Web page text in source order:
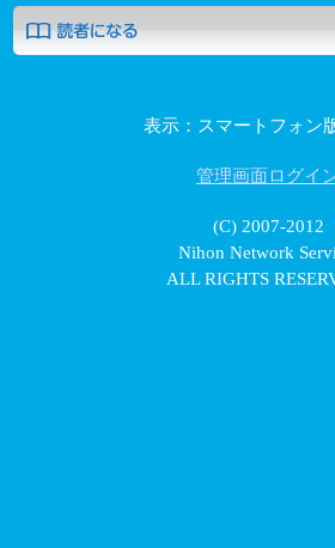
表示：スマートフォン
管理画面ログイ
(C) 2007-2012
Nihon Network
ALL RIGHTS